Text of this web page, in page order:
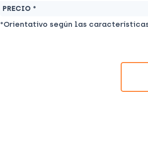
PRECIO *
*Orientativo según las